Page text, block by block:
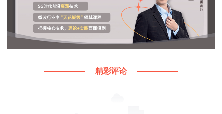
所以，当Ys=Yopt时，噪声系数最小。
再看.dds文件中的计算参数。
精彩评论